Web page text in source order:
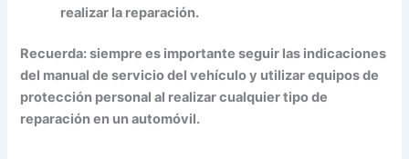
realizar la reparación.
Recuerda:siempre es importante seguir las indicaciones
del manual de servicio del vehículo y utilizar equipos de
protección personal al realizar cualquier tipo de
reparación en un automóvil.